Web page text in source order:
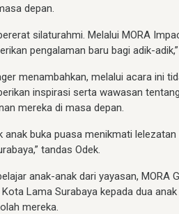
depan.
silaturahmi. Melalui MORA
pengalaman baru bagi adik-adik,”
menambahkan, melalui acara ini
inspirasi serta wawasan
mereka di masa depan.
anak buka puasa menikmati
tandas Odek.
anak-anak dari yayasan, MORA
Lama Surabaya kepada dua
mereka.